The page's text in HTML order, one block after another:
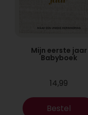
Mijn eerste jaar
Babyboek
14,99
Bestel